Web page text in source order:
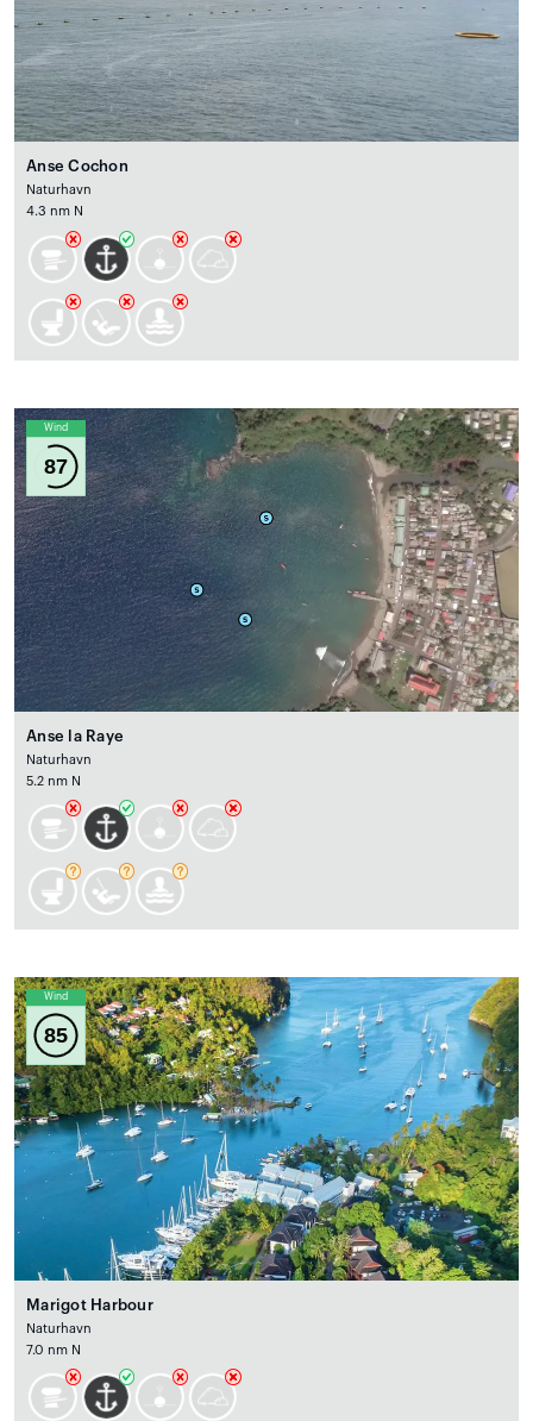
Anse Cochon
Naturhavn
4.3 nm N
Wind
87
Anse la Raye
Naturhavn
5.2 nm N
Wind
85
Marigot Harbour
Naturhavn
7.0 nm N